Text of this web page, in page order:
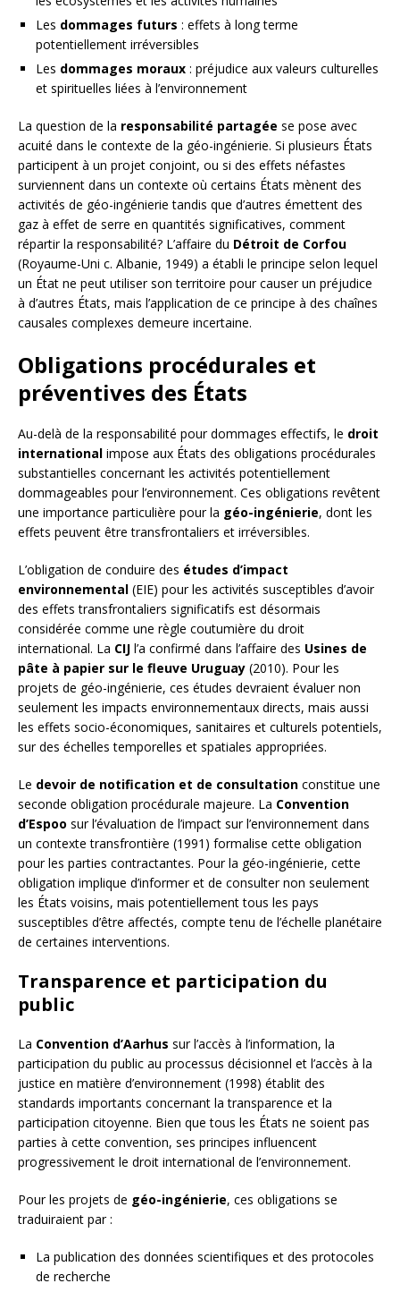
Les dommages futurs : effets à long terme
potentiellement irréversibles
Les dommages moraux : préjudice aux valeurs culturelles
et spirituelles liées à l’environnement
La question de la responsabilité partagée se pose avec
acuité dans le contexte de la géo-ingénierie. Si plusieurs États
participent à un projet conjoint, ou si des effets néfastes
surviennent dans un contexte où certains États mènent des
activités de géo-ingénierie tandis que d’autres émettent des
gaz à effet de serre en quantités significatives, comment
répartir la responsabilité? L’affaire du Détroit de Corfou
(Royaume-Uni c. Albanie, 1949) a établi le principe selon lequel
un État ne peut utiliser son territoire pour causer un préjudice
à d’autres États, mais l’application de ce principe à des chaînes
causales complexes demeure incertaine.
Obligations procédurales et
préventives des États
Au-delà de la responsabilité pour dommages effectifs, le droit
international impose aux États des obligations procédurales
substantielles concernant les activités potentiellement
dommageables pour l’environnement. Ces obligations revêtent
une importance particulière pour la géo-ingénierie, dont les
effets peuvent être transfrontaliers et irréversibles.
L’obligation de conduire des études d’impact
environnemental (EIE) pour les activités susceptibles d’avoir
des effets transfrontaliers significatifs est désormais
considérée comme une règle coutumière du droit
international. La CIJ l’a confirmé dans l’affaire des Usines de
pâte à papier sur le fleuve Uruguay (2010). Pour les
projets de géo-ingénierie, ces études devraient évaluer non
seulement les impacts environnementaux directs, mais aussi
les effets socio-économiques, sanitaires et culturels potentiels,
sur des échelles temporelles et spatiales appropriées.
Le devoir de notification et de consultation constitue une
seconde obligation procédurale majeure. La Convention
d’Espoo sur l’évaluation de l’impact sur l’environnement dans
un contexte transfrontière (1991) formalise cette obligation
pour les parties contractantes. Pour la géo-ingénierie, cette
obligation implique d’informer et de consulter non seulement
les États voisins, mais potentiellement tous les pays
susceptibles d’être affectés, compte tenu de l’échelle planétaire
de certaines interventions.
Transparence et participation du
public
La Convention d’Aarhus sur l’accès à l’information, la
participation du public au processus décisionnel et l’accès à la
justice en matière d’environnement (1998) établit des
standards importants concernant la transparence et la
participation citoyenne. Bien que tous les États ne soient pas
parties à cette convention, ses principes influencent
progressivement le droit international de l’environnement.
Pour les projets de géo-ingénierie, ces obligations se
traduiraient par :
La publication des données scientifiques et des protocoles
de recherche